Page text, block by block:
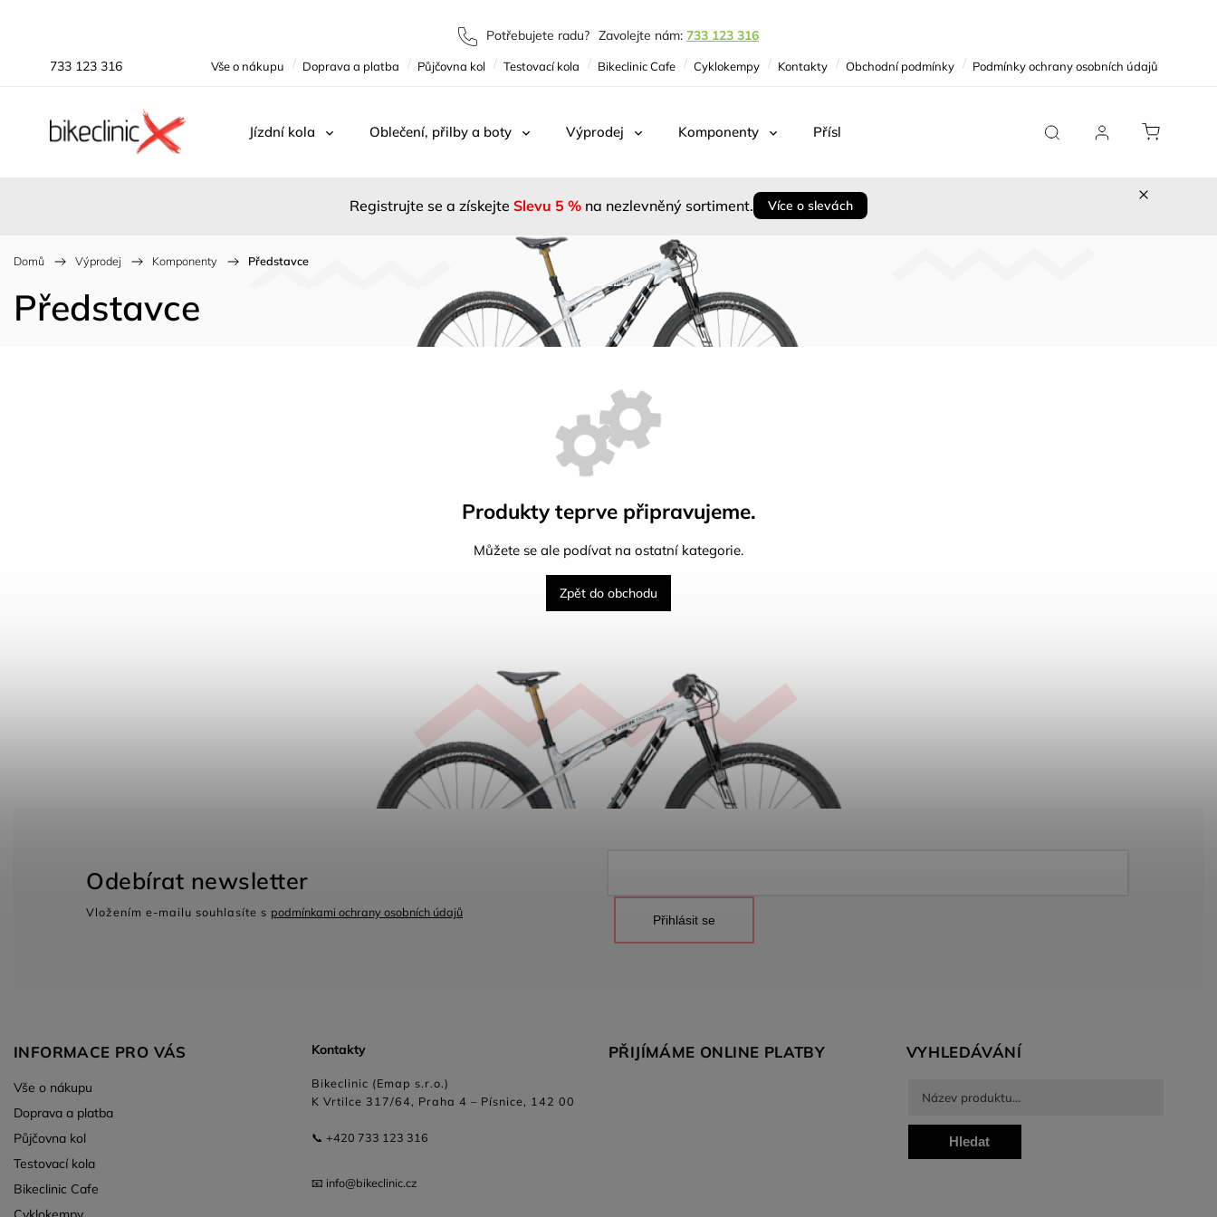
Potřebujete radu? Zavolejte nám: 733 123 316
733 123 316
Vše o nákupu Doprava a platba Půjčovna kol Testovací kola Bikeclinic Cafe Cyklokempy Kontakty Obchodní podmínky Podmínky ochrany osobních údajů
Jízdní kola Oblečení, přilby a boty Výprodej Komponenty Příslušenství Cykloservis
Registrujte se a získejte Slevu 5 % na nezlevněný sortiment. Více o slevách
Domů / Výprodej / Komponenty / Představce
Představce
Produkty teprve připravujeme.
Můžete se ale podívat na ostatní kategorie.
Zpět do obchodu
INFORMACE PRO VÁS
Vše o nákupu
Doprava a platba
Půjčovna kol
Testovací kola
Bikeclinic Cafe
Kontakty
Bikeclinic (Emap s.r.o.)
K Vrtilce 317/64, Praha 4 – Písnice, 142 00
📞 +420 733 123 316
📧 info@bikeclinic.cz
Odebírat newsletter
Vložením e-mailu souhlasíte s podmínkami ochrany osobních údajů
Přihlásit se
PŘIJÍMÁME ONLINE PLATBY VYHLEDÁVÁNÍ
Hledat